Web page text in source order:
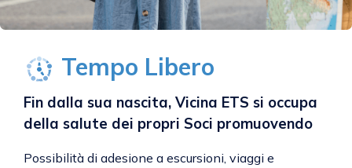
Tempo Libero
Fin dalla sua nascita, Vicina ETS si occupa
della salute dei propri Soci promuovendo
Possibilità di adesione a escursioni, viaggi e